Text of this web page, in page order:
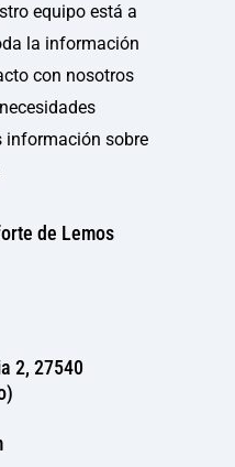
equipo está a
la información
con nosotros
información sobre
de Lemos
2, 27540